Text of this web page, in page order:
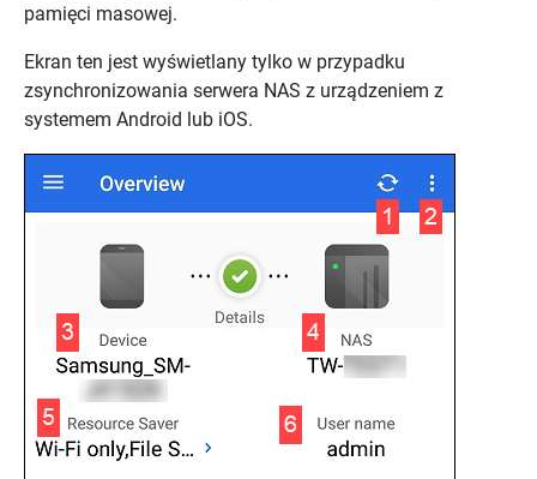
pamięci masowej.
Ekran ten jest wyświetlany tylko w przypadku
zsynchronizowania serwera NAS z urządzeniem z
systemem Android lub iOS.